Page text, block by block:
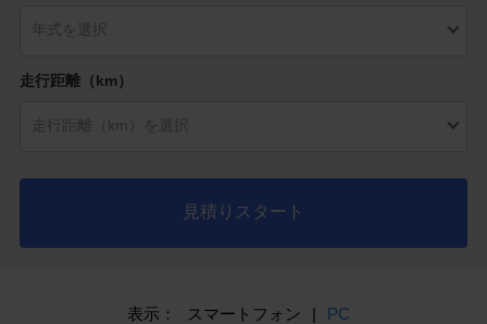
走行距離（km）
見積りスタート
表示： スマートフォン | PC